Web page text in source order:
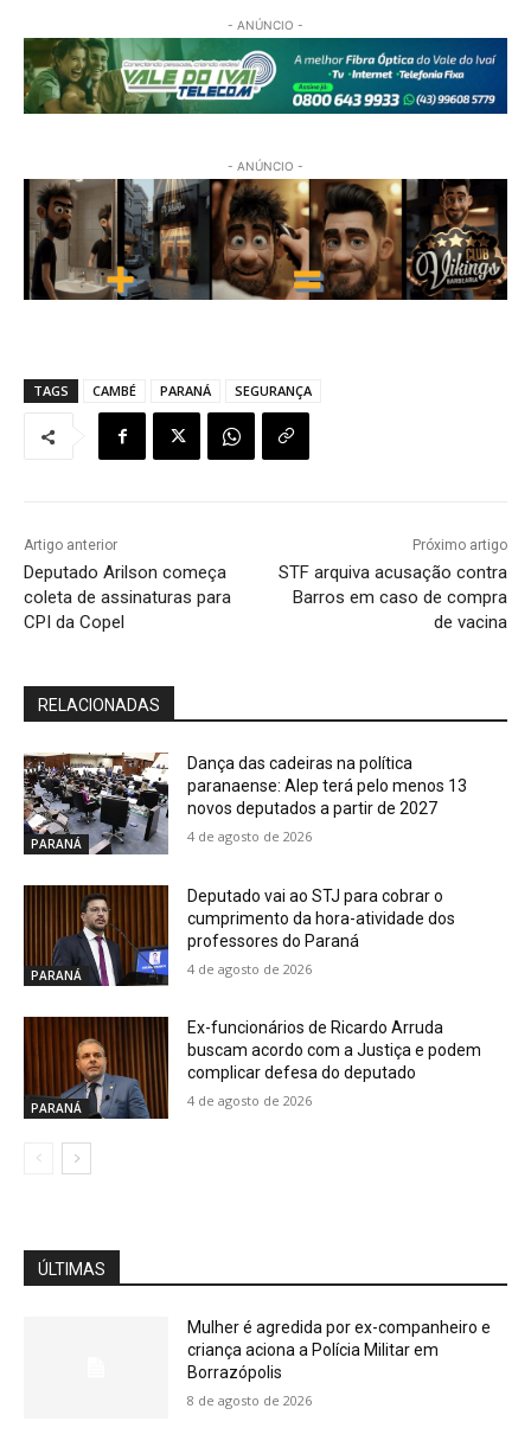
- ANÚNCIO -
- ANÚNCIO -
TAGS CAMBÉ PARANÁ SEGURANÇA
Artigo anterior
Deputado Arilson começa
coleta de assinaturas para
CPI da Copel
Próximo artigo
STF arquiva acusação contra
Barros em caso de compra
de vacina
RELACIONADAS
PARANÁ
Dança das cadeiras na política
paranaense: Alep terá pelo menos 13
novos deputados a partir de 2027
4 de agosto de 2026
PARANÁ
Deputado vai ao STJ para cobrar o
cumprimento da hora-atividade dos
professores do Paraná
4 de agosto de 2026
PARANÁ
Ex-funcionários de Ricardo Arruda
buscam acordo com a Justiça e podem
complicar defesa do deputado
4 de agosto de 2026
ÚLTIMAS
Mulher é agredida por ex-companheiro e
criança aciona a Polícia Militar em
Borrazópolis
8 de agosto de 2026